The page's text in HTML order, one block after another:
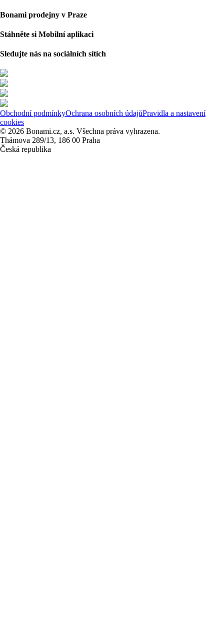
Bonami prodejny v Praze
Stáhněte si Mobilní aplikaci
Sledujte nás na sociálních sítích
Obchodní podmínkyOchrana osobních údajůPravidla a nastavení
cookies
© 2026 Bonami.cz, a.s. Všechna práva vyhrazena.
Thámova 289/13, 186 00 Praha
Česká republika